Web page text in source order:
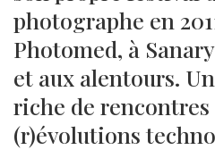
photographe en
Photomed, à
et aux alentours.
riche de rencontres
(r)évolutions